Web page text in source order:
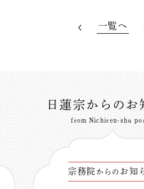
一覧へ
日蓮宗からのお
from Nichiren-shu
宗務院 からの お知